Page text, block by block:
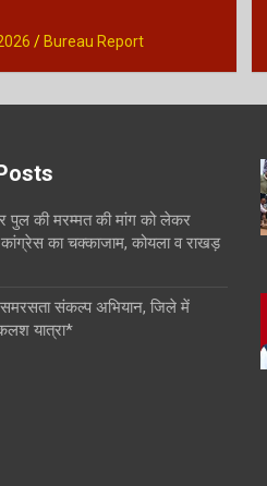
Bureau Report
की मरम्मत की मांग को लेकर
का चक्काजाम, कोयला व राखड़
समरसता संकल्प अभियान, जिले में
यात्रा*